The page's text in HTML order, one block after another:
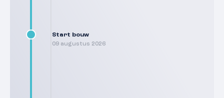
Start bouw
09 augustus 2026